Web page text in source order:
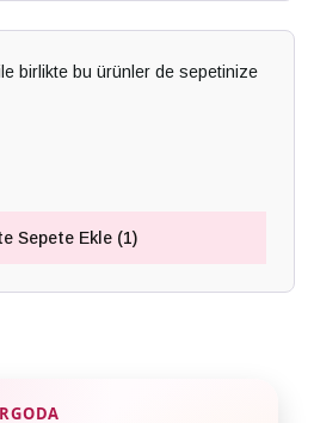
birlikte bu ürünler de sepetinize
Sepete Ekle (1)